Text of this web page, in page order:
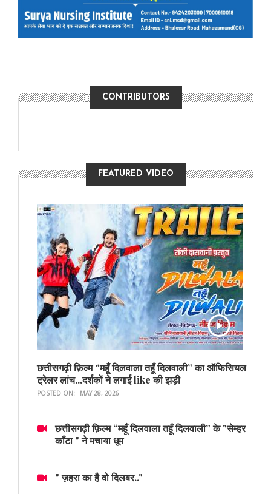
CONTRIBUTORS
FEATURED VIDEO
छत्तीसगढ़ी फ़िल्म “महूँ दिलवाला तहूँ दिलवाली” का ऑफिसियल
ट्रेलर लांच...दर्शकों ने लगाई like की झड़ी
POSTED ON: MAY 28, 2026
छत्तीसगढ़ी फ़िल्म “महूँ दिलवाला तहूँ दिलवाली” के "सेम्हर
काँटा " ने मचाया धूम
" ज़हरा का है वो दिलबर.."